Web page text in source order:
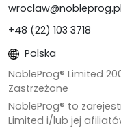
wroclaw@nobleprog.pl
+48 (22) 103 3718
Polska
NobleProg® Limited
Zastrzeżone
NobleProg® to
Limited i/lub jej